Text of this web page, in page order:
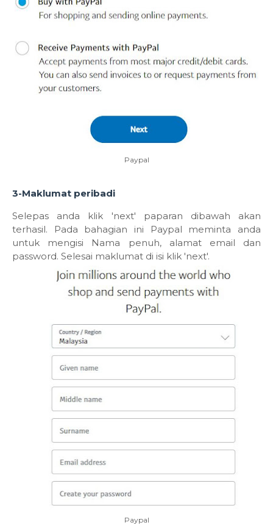
Paypal
3-Maklumat peribadi
Selepas anda klik 'next' paparan dibawah akan
terhasil. Pada bahagian ini Paypal meminta anda
untuk mengisi Nama penuh, alamat email dan
password. Selesai maklumat di isi klik 'next'.
Paypal